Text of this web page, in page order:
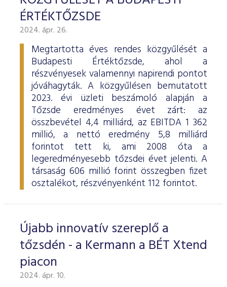
ÉRTÉKTŐZSDE
2024. ápr. 26.
Megtartotta éves rendes közgyűlését a
Budapesti Értéktőzsde, ahol a
részvényesek valamennyi napirendi pontot
jóváhagyták. A közgyűlésen bemutatott
2023. évi üzleti beszámoló alapján a
Tőzsde eredményes évet zárt: az
összbevétel 4,4 milliárd, az EBITDA 1 362
millió, a nettó eredmény 5,8 milliárd
forintot tett ki, ami 2008 óta a
legeredményesebb tőzsdei évet jelenti. A
társaság 606 millió forint összegben fizet
osztalékot, részvényenként 112 forintot.
Újabb innovatív szereplő a
tőzsdén - a Kermann a BÉT Xtend
piacon
2024. ápr. 10.